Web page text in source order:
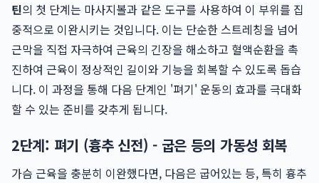
틴의 첫 단계는 마사지볼과 같은 도구를 사용하여 이 부위를 집
중적으로 이완시키는 것입니다. 이는 단순한 스트레칭을 넘어
근막을 직접 자극하여 근육의 긴장을 해소하고 혈액순환을 촉
진하여 근육이 정상적인 길이와 기능을 회복할 수 있도록 돕습
니다. 이 과정을 통해 다음 단계인 '펴기' 운동의 효과를 극대화
할 수 있는 준비를 갖추게 됩니다.
2단계: 펴기 (흉추 신전) - 굽은 등의 가동성 회복
가슴 근육을 충분히 이완했다면, 다음은 굽어있는 등, 특히 흉추